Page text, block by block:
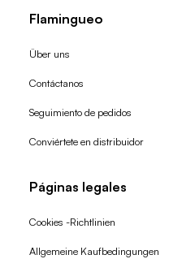
Flamingueo
Über uns
Contáctanos
Seguimiento de pedidos
Conviértete en distribuidor
Páginas legales
Cookies -Richtlinien
Allgemeine Kaufbedingungen